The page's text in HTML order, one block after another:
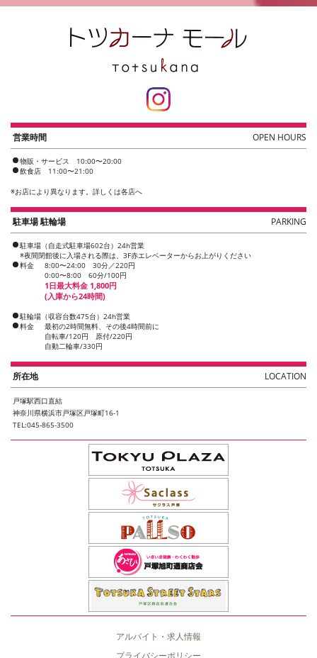
営業時間 OPEN HOURS
物販・サービス 10:00〜20:00
飲食店 11:00〜21:00
※お店により異なります。詳しくは各店へ
駐車場 駐輪場 PARKING
駐車場（自走式駐車場602台）24h営業
※夜間閉館後に入場される際は、3F赤エレベーターからお上がりください
料金
8:00〜24:00 30分／220円
0:00〜8:00 60分/100円
1日最大料金 1,800円
(入庫から24時間)
駐輪場（収容台数475台）24h営業
料金
最初の2時間無料、その後4時間前に
自転車/120円 原付/220円
自動二輪車/330円
所在地 LOCATION
戸塚駅西口直結
神奈川県横浜市戸塚区戸塚町16-1
TEL:045-865-3500
アルバイト・求人情報
プライバシーポリシー